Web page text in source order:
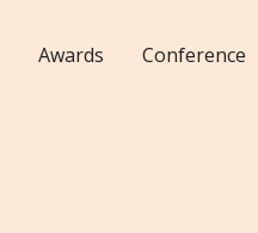
Awards Conference